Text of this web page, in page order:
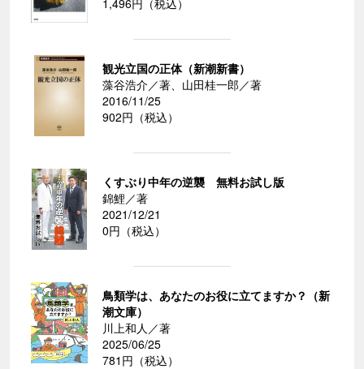
観光立国の正体（新潮新書）
藻谷浩介／著、山田桂一郎／著
2016/11/25
902円（税込）
くすぶり中年の逆襲 無料お試し版
錦鯉／著
2021/12/21
0円（税込）
鳥類学は、あなたのお役に立てますか？（新
潮文庫）
川上和人／著
2025/06/25
781円（税込）